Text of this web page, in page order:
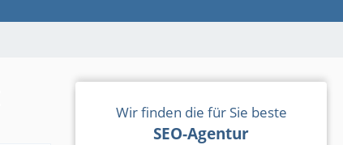
Wir finden die für Sie beste
SEO-Agentur